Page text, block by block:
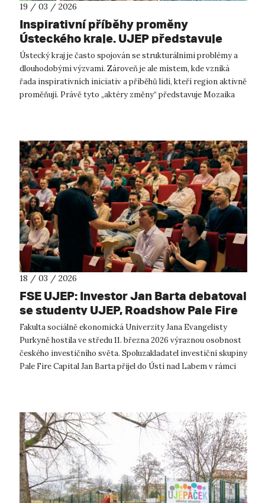
19 / 03 / 2026
Inspirativní příběhy proměny
Ústeckého kraje. UJEP představuje
aktéry, kteří mění region k lepšímu
Ústecký kraj je často spojován se strukturálními problémy a
dlouhodobými výzvami. Zároveň je ale místem, kde vzniká
řada inspirativních iniciativ a příběhů lidí, kteří region aktivně
proměňují. Právě tyto „aktéry změny“ představuje Mozaika
18 / 03 / 2026
FSE UJEP: Investor Jan Barta debatoval
se studenty UJEP, Roadshow Pale Fire
Capital přivezla do Ústí inspiraci ze
světa investic
Fakulta sociálně ekonomická Univerzity Jana Evangelisty
Purkyně hostila ve středu 11. března 2026 výraznou osobnost
českého investičního světa. Spoluzakladatel investiční skupiny
Pale Fire Capital Jan Barta přijel do Ústí nad Labem v rámci